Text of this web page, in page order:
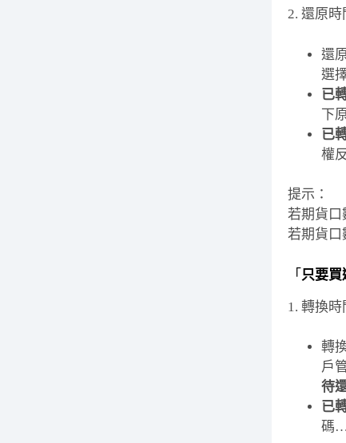
2. 還原時
還
選
已
下
已
權
提示：
若期貨口
若期貨口
「 只要買
1. 轉換時
轉
戶
待
已
碼…